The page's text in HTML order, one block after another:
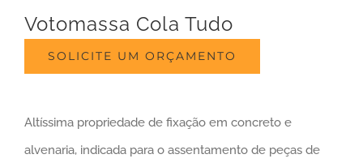
Votomassa Cola Tudo
SOLICITE UM ORÇAMENTO
Altíssima propriedade de fixação em concreto e
alvenaria, indicada para o assentamento de peças de